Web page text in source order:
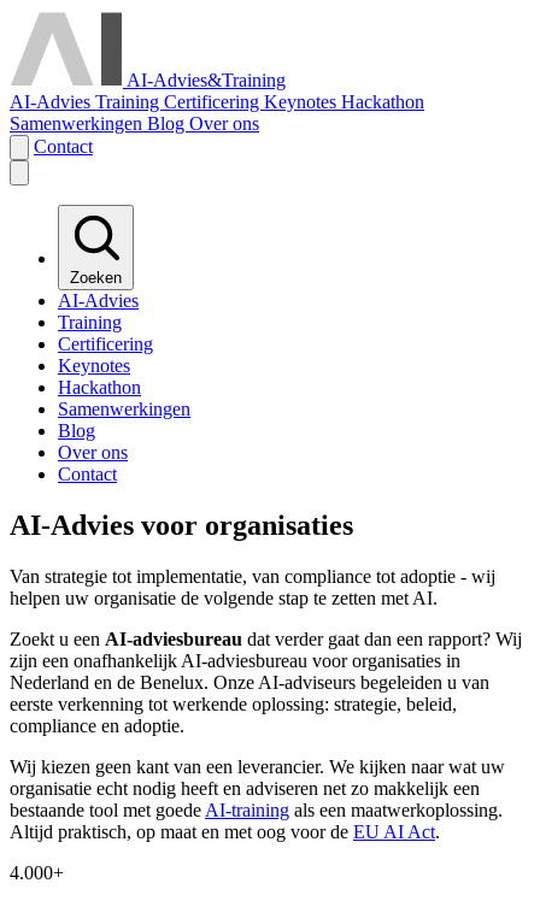
AI-Advies&Training
AI-Advies Training Certificering Keynotes Hackathon
Samenwerkingen Blog Over ons
Contact
Zoeken
AI-Advies
Training
Certificering
Keynotes
Hackathon
Samenwerkingen
Blog
Over ons
Contact
AI-Advies voor organisaties
Van strategie tot implementatie, van compliance tot adoptie - wij
helpen uw organisatie de volgende stap te zetten met AI.
Zoekt u een AI-adviesbureau dat verder gaat dan een rapport? Wij
zijn een onafhankelijk AI-adviesbureau voor organisaties in
Nederland en de Benelux. Onze AI-adviseurs begeleiden u van
eerste verkenning tot werkende oplossing: strategie, beleid,
compliance en adoptie.
Wij kiezen geen kant van een leverancier. We kijken naar wat uw
organisatie echt nodig heeft en adviseren net zo makkelijk een
bestaande tool met goede AI-training als een maatwerkoplossing.
Altijd praktisch, op maat en met oog voor de EU AI Act.
4.000+